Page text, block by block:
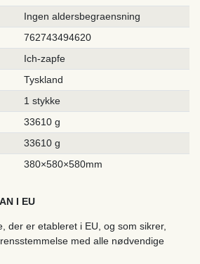
Ingen aldersbegraensning
762743494620
Ich-zapfe
Tyskland
1 stykke
33610 g
33610 g
380×580×580mm
I EU
der er etableret i EU, og som sikrer,
med alle nødvendige